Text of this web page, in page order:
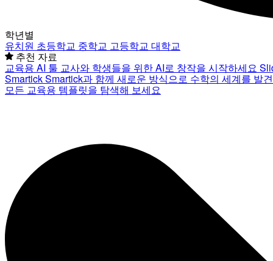
학년별
유치원 초등학교 중학교 고등학교 대학교
추천 자료
교육용 AI 툴 교사와 학생들을 위한 AI로 창작을 시작하세요
SmartickSmartick과 함께 새로운 방식으로 수학의 세계를 발
모든 교육용 템플릿을 탐색해 보세요